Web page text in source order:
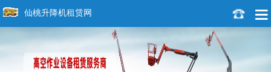
仙桃升降机租赁网